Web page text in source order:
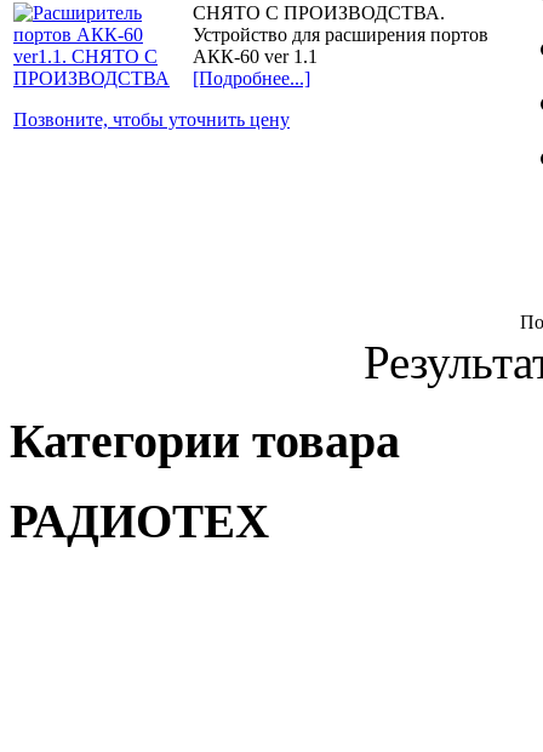
СНЯТО С ПРОИЗВОДСТВА.
Устройство для расширения портов
АКК-60 ver 1.1
[Подробнее...]
Позвоните, чтобы уточнить цену
Категории товара
РАДИОТЕХ